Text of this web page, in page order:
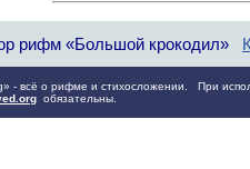
рифм «Большой крокодил»
всё о рифме и стихосложении. При
обязательны.